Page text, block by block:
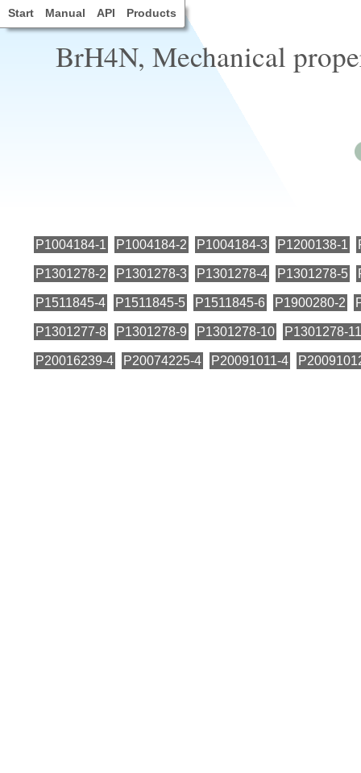
Start Manual API Products
BrH4N, Mechanical
P1004184-1 P1004184-2 P1004184-3 P1200138-1
P1301278-2 P1301278-3 P1301278-4 P1301278-5
P1511845-4 P1511845-5 P1511845-6 P1900280-2
P1301277-8 P1301278-9 P1301278-10 P1301278-11
P20016239-4 P20074225-4 P20091011-4